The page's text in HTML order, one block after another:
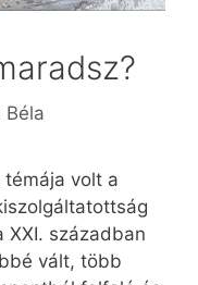
Béla
volt a
XXI. században
vált, több